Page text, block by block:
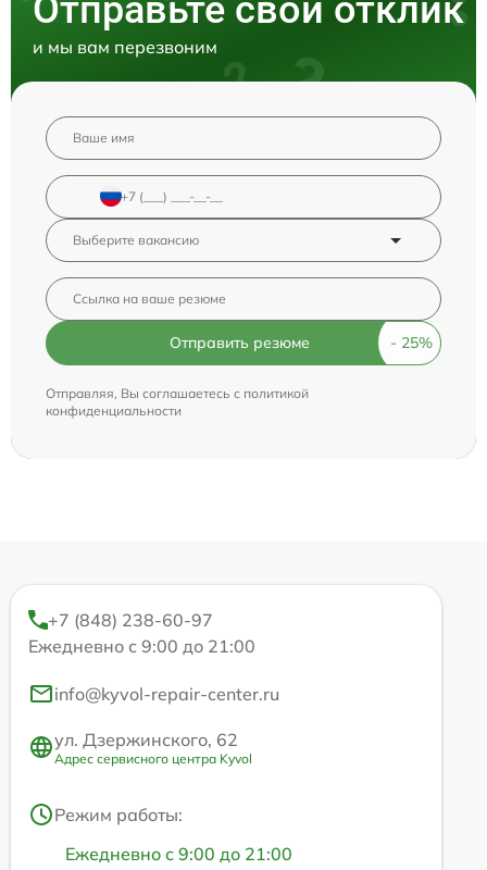
Отправьте свой отклик
и мы вам перезвоним
Отправить резюме
Отправляя, Вы соглашаетесь с политикой
конфиденциальности
+7 (848) 238-60-97
Ежедневно с 9:00 до 21:00
info@kyvol-repair-center.ru
ул. Дзержинского, 62
Адрес сервисного центра Kyvol
Режим работы:
Ежедневно с 9:00 до 21:00